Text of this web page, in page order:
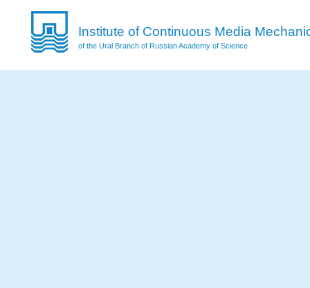
Institute of Continuous Media
of the Ural Branch of Russian Academy of Science